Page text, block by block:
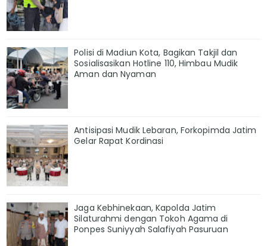
Polisi di Madiun Kota, Bagikan Takjil dan
Sosialisasikan Hotline 110, Himbau Mudik
Aman dan Nyaman
Antisipasi Mudik Lebaran, Forkopimda Jatim
Gelar Rapat Kordinasi
Jaga Kebhinekaan, Kapolda Jatim
Silaturahmi dengan Tokoh Agama di
Ponpes Suniyyah Salafiyah Pasuruan